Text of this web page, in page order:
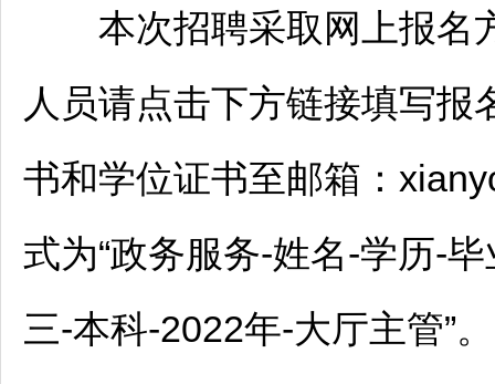
本次招聘采取网上报名
人员请点击下方链接填写
书和学位证书至邮箱：
式为“政务服务-姓名-学历-
三-本科-2022年-大厅主管”。